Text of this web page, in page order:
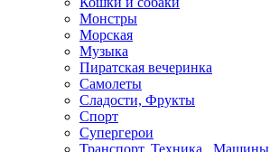
Монстры
Морская
Музыка
Пиратская вечеринка
Самолеты
Сладости, Фрукты
Спорт
Супергерои
Транспорт, Техника , Машины